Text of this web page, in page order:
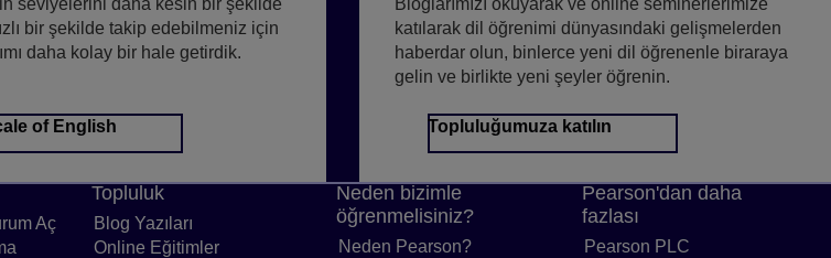
seviyelerini daha kesin bir şekilde
bir şekilde takip edebilmeniz için
daha kolay bir hale getirdik.
of English
Bloglarımızı okuyarak ve online seminerlerimize
katılarak dil öğrenimi dünyasındaki gelişmelerden
haberdar olun, binlerce yeni dil öğrenenle biraraya
gelin ve birlikte yeni şeyler öğrenin.
Topluluğumuza katılın
verme
AçDijital platformda oturum açma bağlantısı
Erişim kodu kullanma bağlantısı
Topluluk
Blog Yazıları Blog Yazıları sayfaya bağlantı verme
Online EğitimlerOnline Eğitimler sayfaya bağlantı verme
Neden bizimle
öğrenmelisiniz?
Neden Pearson? Neden Pearson? sayfaya bağlantı verme
Pearson'dan daha
fazlası
Pearson PLC